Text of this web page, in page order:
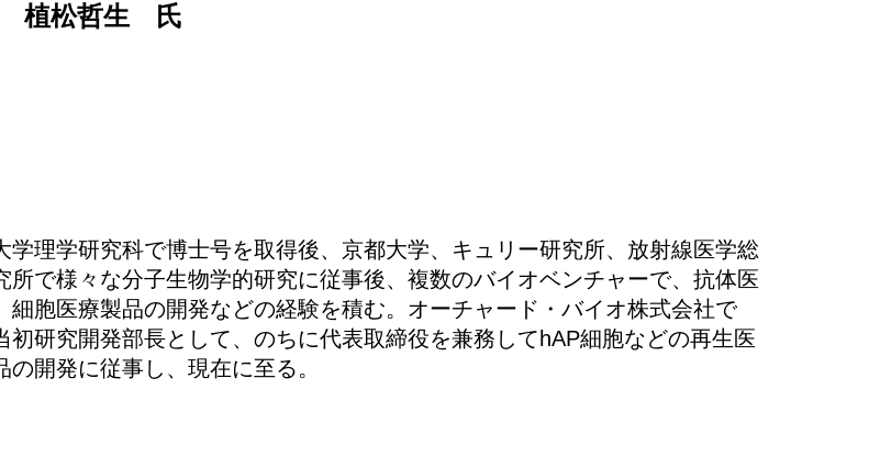
植松哲生 氏
学理学研究科で博士号を取得後、京都大学、キュリー研究所、放射線医学総
所で様々な分子生物学的研究に従事後、複数のバイオベンチャーで、抗体医
細胞医療製品の開発などの経験を積む。オーチャード・バイオ株式会社で
初研究開発部長として、のちに代表取締役を兼務してhAP細胞などの再生医
の開発に従事し、現在に至る。